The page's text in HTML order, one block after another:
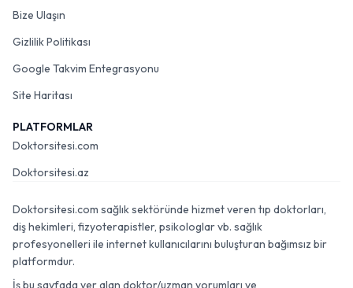
Bize Ulaşın
Gizlilik Politikası
Google Takvim Entegrasyonu
Site Haritası
PLATFORMLAR
Doktorsitesi.com
Doktorsitesi.az
Doktorsitesi.com sağlık sektöründe hizmet veren tıp doktorları,
diş hekimleri, fizyoterapistler, psikologlar vb. sağlık
profesyonelleri ile internet kullanıcılarını buluşturan bağımsız bir
platformdur.
İş bu sayfada yer alan doktor/uzman yorumları ve